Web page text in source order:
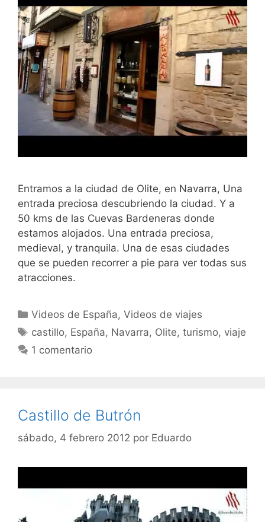
Entramos a la ciudad de Olite, en Navarra, Una
entrada preciosa descubriendo la ciudad. Y a
50 kms de las Cuevas Bardeneras donde
estamos alojados. Una entrada preciosa,
medieval, y tranquila. Una de esas ciudades
que se pueden recorrer a pie para ver todas sus
atracciones.
Categorías
Videos de España,Videos de viajes
Etiquetas
castillo, España, Navarra, Olite,turismo, viaje
1 comentario
Castillo de Butrón
sábado, 4 febrero 2012 por Eduardo